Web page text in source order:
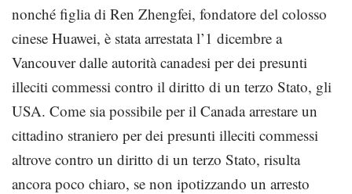
nonché figlia di Ren Zhengfei, fondatore del colosso
cinese Huawei, è stata arrestata l’1 dicembre a
Vancouver dalle autorità canadesi per dei presunti
illeciti commessi contro il diritto di un terzo Stato, gli
USA. Come sia possibile per il Canada arrestare un
cittadino straniero per dei presunti illeciti commessi
altrove contro un diritto di un terzo Stato, risulta
ancora poco chiaro, se non ipotizzando un arresto